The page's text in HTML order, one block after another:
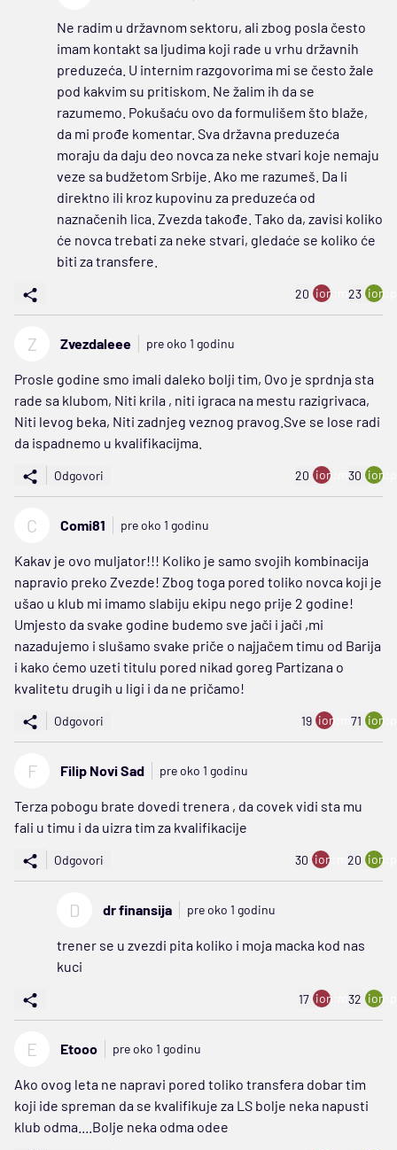
Ne radim u državnom sektoru, ali zbog posla često
imam kontakt sa ljudima koji rade u vrhu državnih
preduzeća. U internim razgovorima mi se često žale
pod kakvim su pritiskom. Ne žalim ih da se
razumemo. Pokušaću ovo da formulišem što blaže,
da mi prođe komentar. Sva državna preduzeća
moraju da daju deo novca za neke stvari koje nemaju
veze sa budžetom Srbije. Ako me razumeš. Da li
direktno ili kroz kupovinu za preduzeća od
naznačenih lica. Zvezda takođe. Tako da, zavisi koliko
će novca trebati za neke stvari, gledaće se koliko će
biti za transfere.
20 ion:minus
23
Z Zvezdaleee pre oko 1 godinu
Prosle godine smo imali daleko bolji tim, Ovo je sprdnja sta
rade sa klubom, Niti krila , niti igraca na mestu razigrivaca,
Niti levog beka, Niti zadnjeg veznog pravog.Sve se lose radi
da ispadnemo u kvalifikacijma.
Odgovori 20 ion:minus
30
C Comi81 pre oko 1 godinu
Kakav je ovo muljator!!! Koliko je samo svojih kombinacija
napravio preko Zvezde! Zbog toga pored toliko novca koji je
ušao u klub mi imamo slabiju ekipu nego prije 2 godine!
Umjesto da svake godine budemo sve jači i jači ,mi
nazadujemo i slušamo svake priče o najjačem timu od Barija
i kako ćemo uzeti titulu pored nikad goreg Partizana o
kvalitetu drugih u ligi i da ne pričamo!
Odgovori 19 ion:minus
71
F Filip Novi Sad pre oko 1 godinu
Terza pobogu brate dovedi trenera , da covek vidi sta mu
fali u timu i da uizra tim za kvalifikacije
Odgovori 30 ion:minus
20
D dr finansija pre oko 1 godinu
trener se u zvezdi pita koliko i moja macka kod nas
kuci
17 ion:minus
32
E Etooo pre oko 1 godinu
Ako ovog leta ne napravi pored toliko transfera dobar tim
koji ide spreman da se kvalifikuje za LS bolje neka napusti
klub odma....Bolje neka odma odee